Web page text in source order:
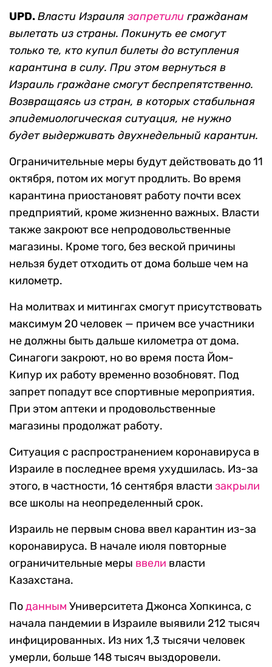
UPD.Власти Израиля запретили гражданам
вылетать из страны. Покинуть ее смогут
только те, кто купил билеты до вступления
карантина в силу. При этом вернуться в
Израиль граждане смогут беспрепятственно.
Возвращаясь из стран, в которых стабильная
эпидемиологическая ситуация, не нужно
будет выдерживать двухнедельный карантин.
Ограничительные меры будут действовать до 11
октября, потом их могут продлить. Во время
карантина приостановят работу почти всех
предприятий, кроме жизненно важных. Власти
также закроют все непродовольственные
магазины. Кроме того, без веской причины
нельзя будет отходить от дома больше чем на
километр.
На молитвах и митингах смогут присутствовать
максимум 20 человек — причем все участники
не должны быть дальше километра от дома.
Синагоги закроют, но во время поста Йом-
Кипур их работу временно возобновят. Под
запрет попадут все спортивные мероприятия.
При этом аптеки и продовольственные
магазины продолжат работу.
Ситуация с распространением коронавируса в
Израиле в последнее время ухудшилась. Из-за
этого, в частности, 16 сентября власти закрыли
все школы на неопределенный срок.
Израиль не первым снова ввел карантин из-за
коронавируса. В начале июля повторные
ограничительные меры ввели власти
Казахстана.
Поданным Университета Джонса Хопкинса, с
начала пандемии в Израиле выявили 212 тысяч
инфицированных. Из них 1,3 тысячи человек
умерли, больше 148 тысяч выздоровели.